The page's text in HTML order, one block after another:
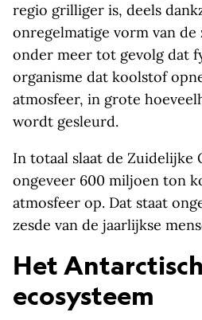
regio grilliger is, deels
onregelmatige vorm van de
onder meer tot gevolg dat
organisme dat koolstof
atmosfeer, in grote
wordt gesleurd.
In totaal slaat de Zuidelijke
ongeveer 600 miljoen ton
atmosfeer op. Dat staat
zesde van de jaarlijkse
Het
ecosysteem